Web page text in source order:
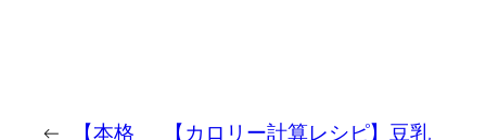
←
【本格
【カロリー計算レシピ】豆乳